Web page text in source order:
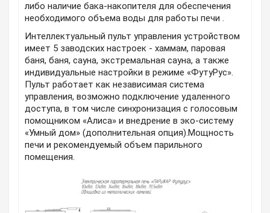
либо наличие бака-накопителя для обеспечения
необходимого объема воды для работы печи .
Интеллектуальный пульт управления устройством
имеет 5 заводских настроек - хаммам, паровая
баня, баня, сауна, экстремальная сауна, а также
индивидуальные настройки в режиме «ФутуРус».
Пульт работает как независимая система
управления, возможно подключение удаленного
доступа, в том числе синхронизация с голосовым
помощником «Алиса» и внедрение в эко-систему
«Умный дом» (дополнительная опция).Мощность
печи и рекомендуемый объем парильного
помещения.